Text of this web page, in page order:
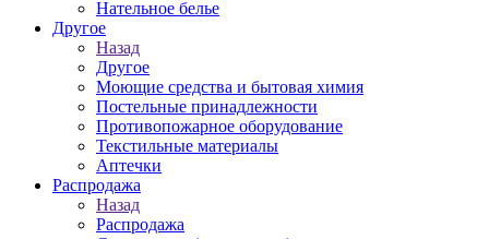
Нательное белье
Другое
Назад
Другое
Моющие средства и бытовая химия
Постельные принадлежности
Противопожарное оборудование
Текстильные материалы
Аптечки
Распродажа
Назад
Распродажа